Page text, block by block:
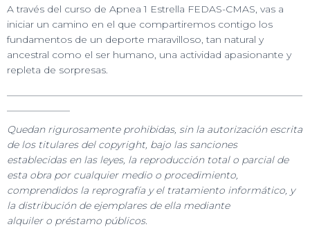
A través del curso de Apnea 1 Estrella FEDAS-CMAS, vas a
iniciar un camino en el que compartiremos contigo los
fundamentos de un deporte maravilloso, tan natural y
ancestral como el ser humano, una actividad apasionante y
repleta de sorpresas.
Quedan rigurosamente prohibidas, sin la autorización escrita
de los titulares del copyright, bajo las sanciones
establecidas en las leyes, la reproducción total o parcial de
esta obra por cualquier medio o procedimiento,
comprendidos la reprografía y el tratamiento informático, y
la distribución de ejemplares de ella mediante
alquiler o préstamo públicos.